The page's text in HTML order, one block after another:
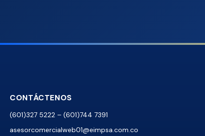
CONTÁCTENOS
(601)327 5222 – (601)744 7391
asesorcomercialweb01@eimpsa.com.co